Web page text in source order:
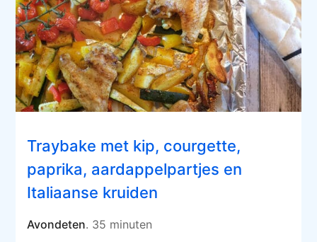
Traybake met kip, courgette,
paprika, aardappelpartjes en
Italiaanse kruiden
Avondeten. 35 minuten